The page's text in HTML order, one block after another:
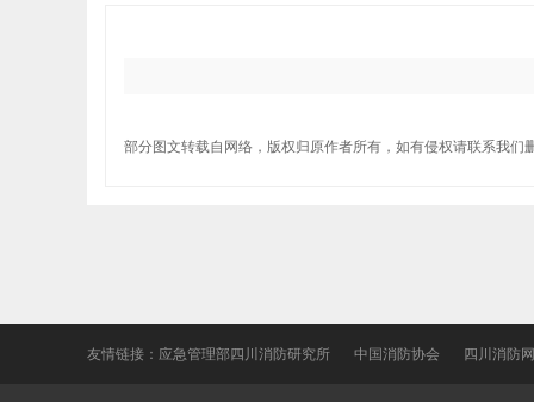
部分图文转载自网络，版权归原作者所有，如有侵权请联系我
友情链接： 应急管理部四川消防研究所 中国消防协会 四川消防网